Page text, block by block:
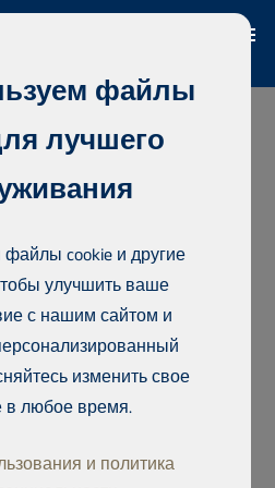
ОБЕСПЕЧЕНИЕ MAIJA
области
использовании
для агентов по
компаний. Это
файлы
лучшего
cookie и другие
улучшить ваше
с нашим сайтом и
изменить свое
в любое время.
и политика